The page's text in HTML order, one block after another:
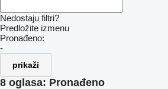
Nedostaju filtri?
Predložite izmenu
Pronađeno:
-
prikaži
8 oglasa: Pronađeno